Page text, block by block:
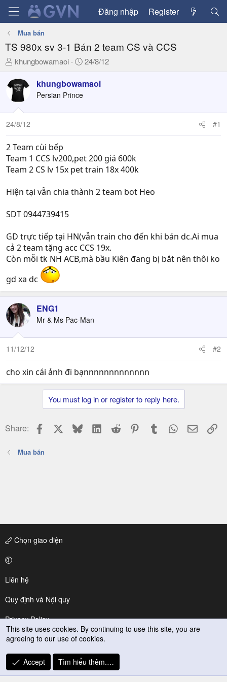
Đăng nhập Register
Mua bán
TS 980x sv 3-1 Bán 2 team CS và CCS
T
r
e
a
d
s
t
a
r
t
r
khungbowamaoi
N
à
ử
24/8/12
khungbowamaoi
Persian Prince
24/8/12 #1
2 Team cùi bếp
Team 1 CCS lv200,pet 200 giá 600k
Team 2 CS lv 15x pet train 18x 400k
Hiện tại vẫn chia thành 2 team bot Heo
SDT 0944739415
GD trực tiếp tại HN(vẫn train cho đến khi bán dc.Ai mua
cả 2 team tặng acc CCS 19x.
Còn mỗi tk NH ACB,mà bầu Kiên đang bị bắt nên thôi ko
gd xa dc
ENG1
Mr & Ms Pac-Man
11/12/12 #2
cho xin cái ảnh đi bạnnnnnnnnnnnnn
You must log in or register to reply here.
Share: Facebook BlueskyLinkedIn
Reddit PinterestTumblr WhatsApp
Email
Mua bán
Chọn giao diện
Liên hệ
Quy định và Nội quy
Privacy Policy
Trợ giúp
R
S
This site uses cookies. By continuing to use this site, you are
agreeing to our use of cookies.
Accept Tìm hiểu thêm.…